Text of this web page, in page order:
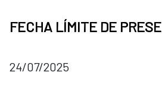
FECHA LÍMITE DE
24/07/2025